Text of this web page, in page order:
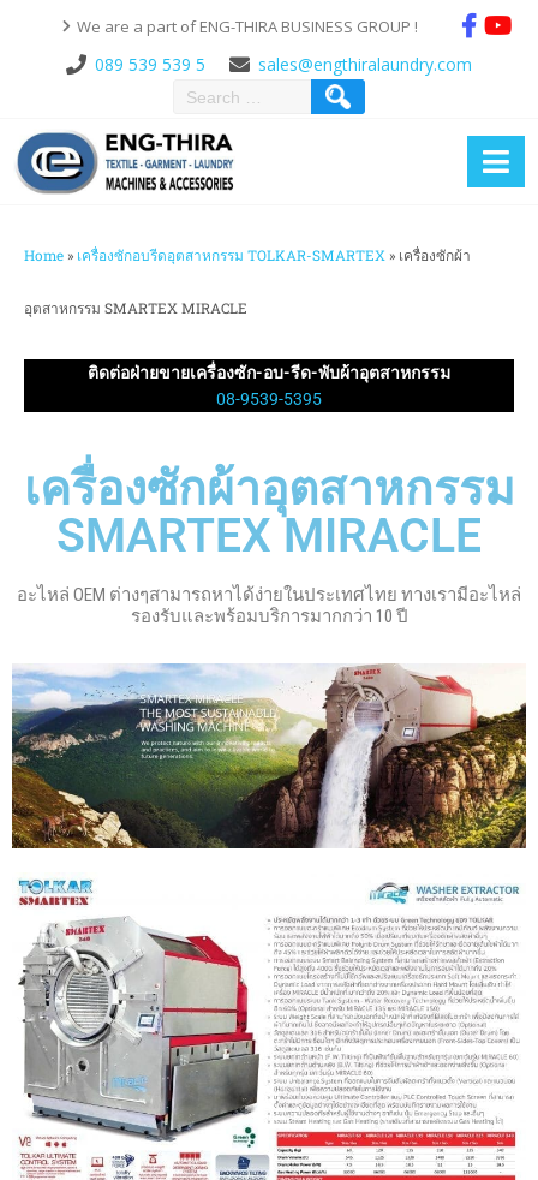
We are a part of ENG-THIRA BUSINESS GROUP !
089 539 539 5 sales@engthiralaundry.com
Home » เครื่องซักอบรีดอุตสาหกรรม TOLKAR-SMARTEX » เครื่องซักผ้า
อุตสาหกรรม SMARTEX MIRACLE
ติดต่อฝ่ายขายเครื่องซัก-อบ-รีด-พับผ้าอุตสาหกรรม
08-9539-5395
เครื่องซักผ้าอุตสาหกรรม
SMARTEX MIRACLE
อะไหล่ OEM ต่างๆสามารถหาได้ง่ายในประเทศไทย ทางเรามีอะไหล่
รองรับและพร้อมบริการมากกว่า 10 ปี